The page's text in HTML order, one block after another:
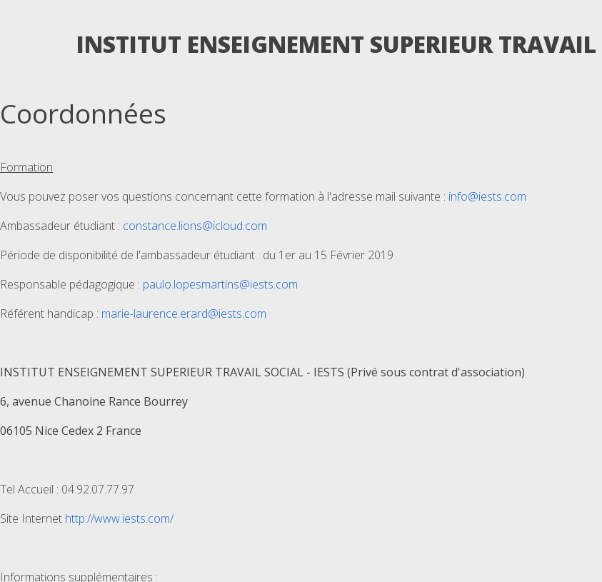
INSTITUT ENSEIGNEMENT SUPERIEUR
Coordonnées
Formation
Vous pouvez poser vos questions concernant cette formation à l'adresse mail suivante : info@iests.com
Ambassadeur étudiant : constance.lions@icloud.com
Période de disponibilité de l'ambassadeur étudiant : du 1er au 15 Février 2019
Responsable pédagogique : paulo.lopesmartins@iests.com
Référent handicap : marie-laurence.erard@iests.com
INSTITUT ENSEIGNEMENT SUPERIEUR TRAVAIL SOCIAL - IESTS (Privé sous contrat d'association)
6, avenue Chanoine Rance Bourrey
06105 Nice Cedex 2 France
Tel Accueil : 04.92.07.77.97
Site Internet http://www.iests.com/
Informations supplémentaires :